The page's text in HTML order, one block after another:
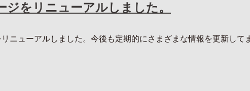
ジをリニューアルしました。
ニューアルしました。今後も定期的にさまざまな情報を更新して